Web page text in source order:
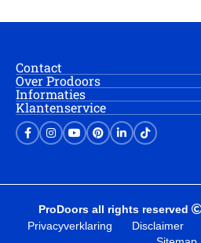
Contact
Over Prodoors
Informaties
Klantenservice
ProDoors all rights reserved
Privacyverklaring
Disclaimer